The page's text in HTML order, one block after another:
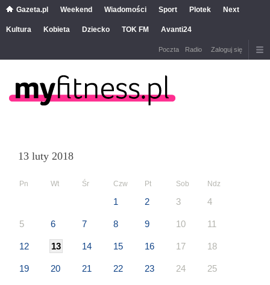
Gazeta.pl Weekend Wiadomości Sport Plotek Next
Kultura Kobieta Dziecko TOK FM Avanti24
Poczta Radio Zaloguj się
13 luty 2018
Pn Wt Śr Czw Pt Sob Ndz
1 2 3 4
5 6 7 8 9 10 11
12 13 14 15 16 17 18
19 20 21 22 23 24 25